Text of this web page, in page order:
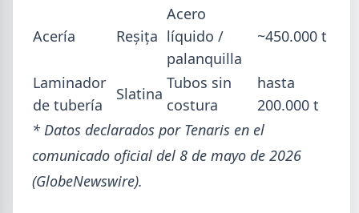
Día de la Siderurgia: cómo llega el
sector al aniversario 78 del legado
de Savio
El 31 de julio la industria del acero recordó a
Manuel Savio con inversiones millonarias, un
semestre de recuperación parcial y un mercado
que se reordena hacia la minería y la energía.
Acería Reșița
Acero
líquido /
palanquilla
~450.000 t
Laminador
de tubería
Slatina
Tubos sin
costura
hasta
200.000 t
* Datos declarados por Tenaris en el
comunicado oficial del 8 de mayo de 2026
(GlobeNewswire).